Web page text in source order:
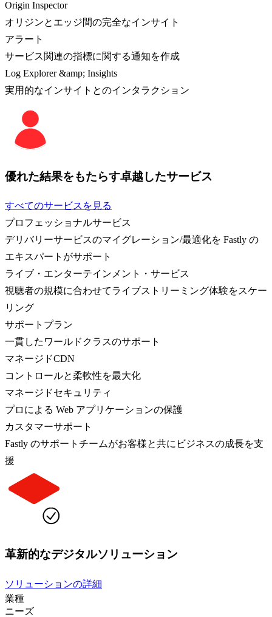
Origin Inspector
オリジンとエッジ間の完全なインサイト
アラート
サービス関連の指標に関する通知を作成
Log Explorer &amp; Insights
実用的なインサイトとのインタラクション
優れた結果をもたらす卓越したサービス
すべてのサービスを見る
プロフェッショナルサービス
デリバリーサービスのマイグレーション/最適化を Fastly の
エキスパートがサポート
ライブ・エンターテインメント・サービス
視聴者の規模に合わせてライブストリーミング体験をスケー
リング
サポートプラン
一貫したワールドクラスのサポート
マネージドCDN
コントロールと柔軟性を最大化
マネージドセキュリティ
プロによる Web アプリケーションの保護
カスタマーサポート
Fastly のサポートチームがお客様と共にビジネスの成長を支
援
革新的なデジタルソリューション
ソリューションの詳細
業種
ニーズ